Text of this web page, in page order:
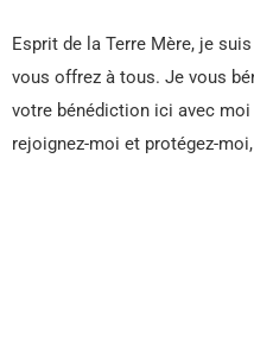
Esprit de la Terre Mère, je
vous offrez à tous. Je vous
votre bénédiction ici avec moi
rejoignez-moi et protégez-